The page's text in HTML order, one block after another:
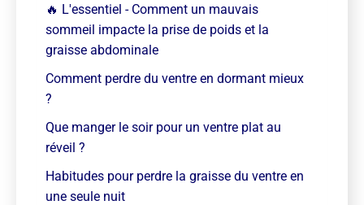
🔥 L'essentiel - Comment un mauvais
sommeil impacte la prise de poids et la
graisse abdominale
Comment perdre du ventre en dormant mieux
?
Que manger le soir pour un ventre plat au
réveil ?
Habitudes pour perdre la graisse du ventre en
une seule nuit